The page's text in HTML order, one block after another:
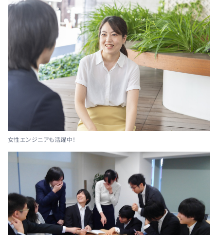
女性エンジニアも活躍中！